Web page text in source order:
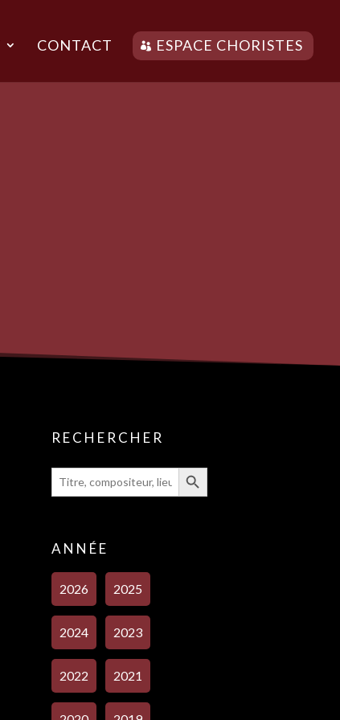
CONTACT ESPACE CHORISTES
RECHERCHER
Search
for:
Search Button
ANNÉE
2026 2025
2024 2023
2022 2021